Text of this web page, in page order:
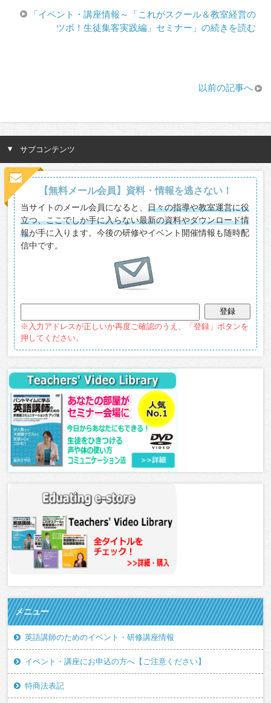
「イベント・講座情報～「これがスクール＆教室経営の
ツボ！生徒集客実践編」セミナー」の続きを読む
以前の記事へ
サブコンテンツ
【無料メール会員】資料・情報を逃さない！
当サイトのメール会員になると、日々の指導や教室運営に役
立つ、ここでしか手に入らない最新の資料やダウンロード情
報が手に入ります。今後の研修やイベント開催情報も随時配
信中です。
※入力アドレスが正しいか再度ご確認のうえ、「登録」ボタンを
押してください。
メニュー
英語講師のためのイベント・研修講座情報
イベント・講座にお申込の方へ【ご注意ください】
特商法表記